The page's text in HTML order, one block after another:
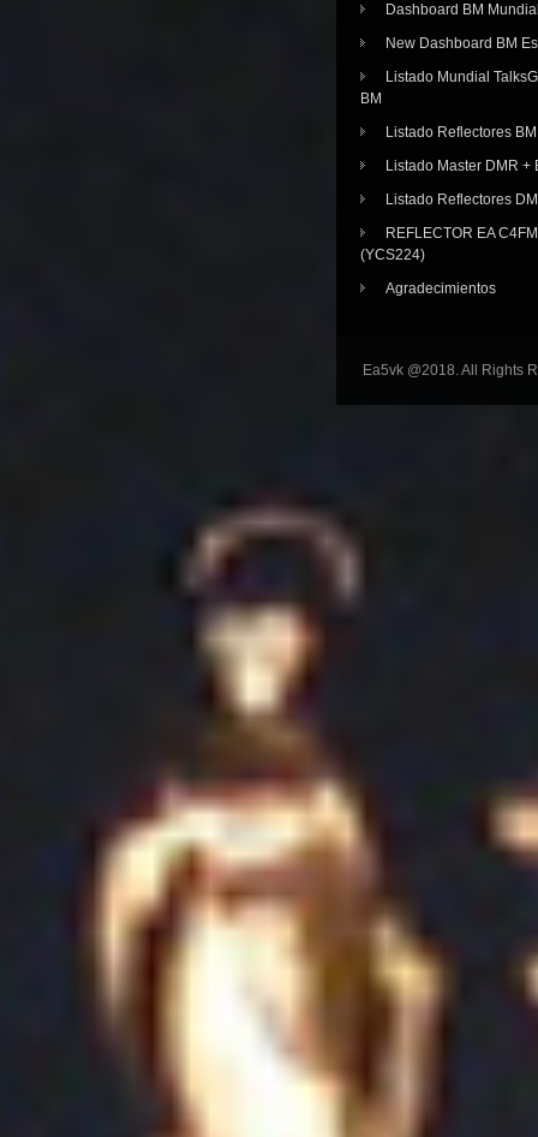
Dashboard BM
New Dashboard BM
Listado Mundial
BM
Listado Reflectores BM
Listado Master DMR +
Listado Reflectores
REFLECTOR EA
(YCS224)
Agradecimientos
Ea5vk @2018. All Rights